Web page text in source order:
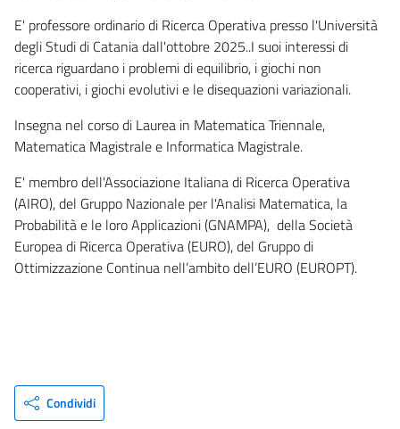
E' professore ordinario di Ricerca Operativa presso l'Università
degli Studi di Catania dall'ottobre 2025..I suoi interessi di
ricerca riguardano i problemi di equilibrio, i giochi non
cooperativi, i giochi evolutivi e le disequazioni variazionali.
Insegna nel corso di Laurea in Matematica Triennale,
Matematica Magistrale e Informatica Magistrale.
E' membro dell'Associazione Italiana di Ricerca Operativa
(AIRO), del Gruppo Nazionale per l'Analisi Matematica, la
Probabilità e le loro Applicazioni (GNAMPA), della Società
Europea di Ricerca Operativa (EURO), del Gruppo di
Ottimizzazione Continua nell’ambito dell’EURO (EUROPT).
Condividi